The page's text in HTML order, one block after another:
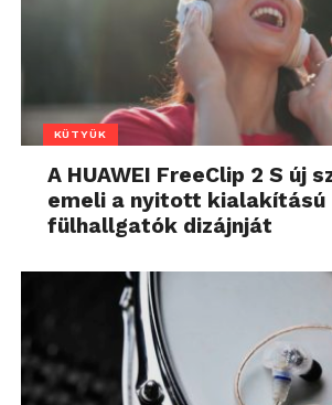
KÜTYÜK
A HUAWEI FreeClip 2 S új
emeli a nyitott kialakítású
fülhallgatók dizájnját